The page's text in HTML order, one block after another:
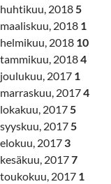
huhtikuu, 20185
maaliskuu, 2018 1
helmikuu, 2018 10
tammikuu, 20184
joulukuu, 2017 1
marraskuu, 20174
lokakuu, 20175
syyskuu, 20175
elokuu, 2017 3
kesäkuu, 20177
toukokuu, 2017 1